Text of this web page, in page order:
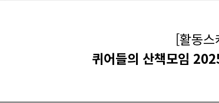
[활동
퀴어들의 산책모임